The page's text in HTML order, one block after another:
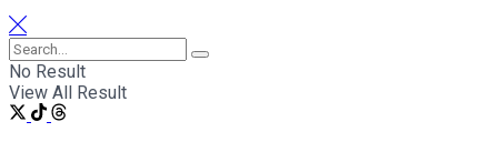
No Result
View All Result